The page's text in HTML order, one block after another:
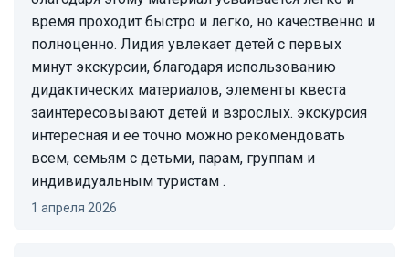
время проходит быстро и легко, но качественно и
полноценно. Лидия увлекает детей с первых
минут экскурсии, благодаря использованию
дидактических материалов, элементы квеста
заинтересовывают детей и взрослых. экскурсия
интересная и ее точно можно рекомендовать
всем, семьям с детьми, парам, группам и
индивидуальным туристам .
1 апреля 2026